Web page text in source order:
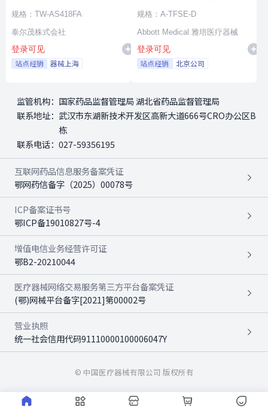
规格：TW-AS418FA
泰尔茂株式会社
登录可见
站点经销 器械上海
射频消融导管
规格：A-TFSE-D
Abbott Medical 雅培医疗器械
登录可见
站点经销 北京公司
监管机构： 国家药品监督管理局 湖北省药品监督管理局
联系地址： 武汉市东湖新技术开发区高新大道666号CRO办公区B
栋
联系电话： 027-59356195
互联网药品信息服务备案凭证
鄂网药信备字（2025）00078号
ICP备案证书号
鄂ICP备19010827号-4
增值电信业务经营许可证
鄂B2-20210044
医疗器械网络交易服务第三方平台备案凭证
(鄂)网械平台备字[2021]第00002号
营业执照
统一社会信用代码91110000100006047Y
© 中国医疗器械有限公司 版权所有